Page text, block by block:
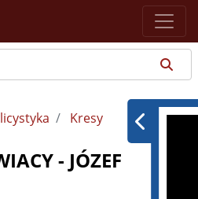
Kresy
- JÓZEF